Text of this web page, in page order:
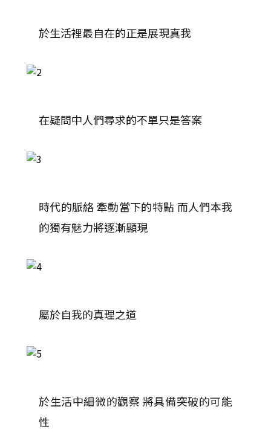
於生活裡最自在的正是展現真我
在疑問中人們尋求的不單只是答案
時代的脈絡 牽動當下的特點 而人們本我
的獨有魅力將逐漸顯現
屬於自我的真理之道
於生活中細微的觀察 將具備突破的可能
性